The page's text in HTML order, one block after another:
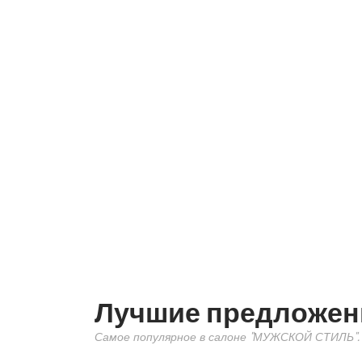
Лучшие
Самое популярное в салоне "МУЖСКОЙ СТИЛЬ".